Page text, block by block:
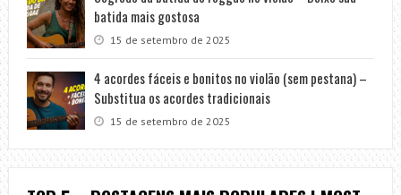
batida mais gostosa
15 de setembro de 2025
4 acordes fáceis e bonitos no violão (sem pestana) –
Substitua os acordes tradicionais
15 de setembro de 2025